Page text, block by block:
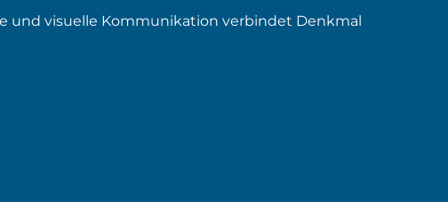
und visuelle Kommunikation verbindet Denkmal